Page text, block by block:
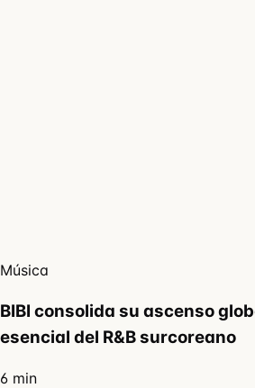
Música
BIBI consolida su ascenso
esencial del R&B surcoreano
6 min